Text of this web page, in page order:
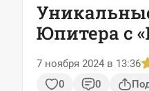
Юпитера с
7 ноября 2024 в 13:36
0
0